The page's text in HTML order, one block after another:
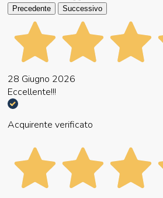
Precedente Successivo
28 Giugno 2026
Eccellente!!!
Acquirente verificato